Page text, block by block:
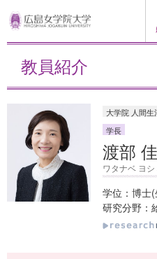
教員紹介
大学院 人間
学長
渡部
ワタナベ ヨシ
学位：博士
研究分野：